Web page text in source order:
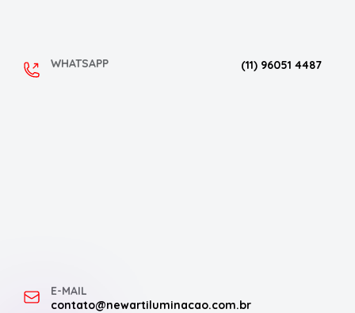
WHATSAPP (11) 96051 4487
E-MAIL
contato@newartiluminacao.com.br